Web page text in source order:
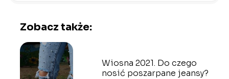
Zobacz także:
Wiosna 2021. Do czego
nosić poszarpane jeansy?